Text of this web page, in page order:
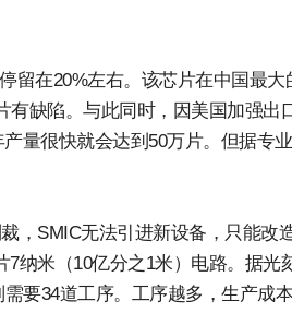
留在20%左右。该芯片在中国最大
有缺陷。与此同时，因美国加强出
量很快就会达到50万片。但据专
，SMIC无法引进新设备，只能改
纳米（10亿分之1米）电路。据光
要34道工序。工序越多，生产成